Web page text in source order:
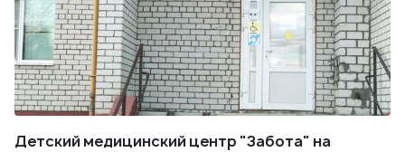
Детский медицинский центр "Забота" на